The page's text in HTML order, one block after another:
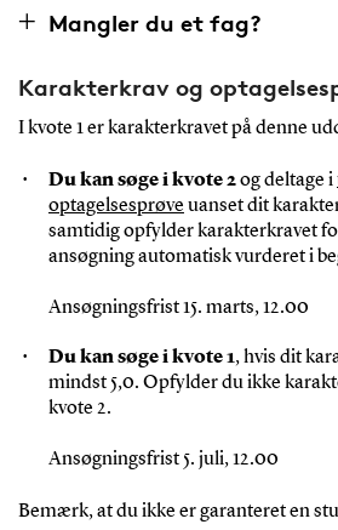
Mangler du et fag?
Karakterkrav og
I kvote 1 er karakterkravet på denne
Du kan søge i kvote 2og deltage i
optagelsesprøve uanset dit
samtidig opfylder karakterkravet
ansøgning automatisk vurderet i
Ansøgningsfrist 15. marts, 12.00
Du kan søge i kvote 1, hvis dit
mindst 5,0. Opfylder du ikke
kvote 2.
Ansøgningsfrist 5. juli, 12.00
Bemærk, at du ikke er garanteret en